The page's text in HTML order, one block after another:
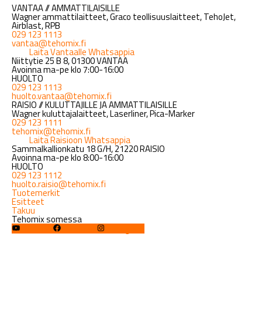
VANTAA // AMMATTILAISILLE
Wagner ammattilaitteet, Graco teollisuuslaitteet, TehoJet,
Airblast, RPB
029 123 1113
vantaa@tehomix.fi
Laita Vantaalle Whatsappia
Niittytie 25 B 8, 01300 VANTAA
Avoinna ma-pe klo 7:00-16:00
HUOLTO
029 123 1113
huolto.vantaa@tehomix.fi
RAISIO // KULUTTAJILLE JA AMMATTILAISILLE
Wagner kuluttajalaitteet, Laserliner, Pica-Marker
029 123 1111
tehomix@tehomix.fi
Laita Raisioon Whatsappia
Sammalkallionkatu 18 G/H, 21220 RAISIO
Avoinna ma-pe klo 8:00-16:00
HUOLTO
029 123 1112
huolto.raisio@tehomix.fi
Tuotemerkit
Esitteet
Takuu
Tehomix somessa